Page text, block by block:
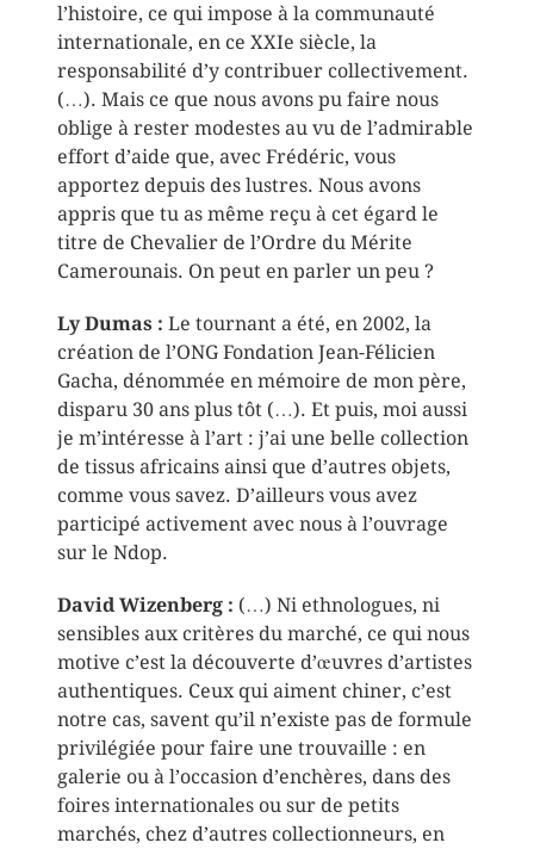
l’histoire, ce qui impose à la communauté
internationale, en ce XXIe siècle, la
responsabilité d’y contribuer collectivement.
(…). Mais ce que nous avons pu faire nous
oblige à rester modestes au vu de l’admirable
effort d’aide que, avec Frédéric, vous
apportez depuis des lustres. Nous avons
appris que tu as même reçu à cet égard le
titre de Chevalier de l’Ordre du Mérite
Camerounais. On peut en parler un peu ?
Ly Dumas : Le tournant a été, en 2002, la
création de l’ONG Fondation Jean-Félicien
Gacha, dénommée en mémoire de mon père,
disparu 30 ans plus tôt (…). Et puis, moi aussi
je m’intéresse à l’art : j’ai une belle collection
de tissus africains ainsi que d’autres objets,
comme vous savez. D’ailleurs vous avez
participé activement avec nous à l’ouvrage
sur le Ndop.
David Wizenberg : (…) Ni ethnologues, ni
sensibles aux critères du marché, ce qui nous
motive c’est la découverte d’œuvres d’artistes
authentiques. Ceux qui aiment chiner, c’est
notre cas, savent qu’il n’existe pas de formule
privilégiée pour faire une trouvaille : en
galerie ou à l’occasion d’enchères, dans des
foires internationales ou sur de petits
marchés, chez d’autres collectionneurs, en